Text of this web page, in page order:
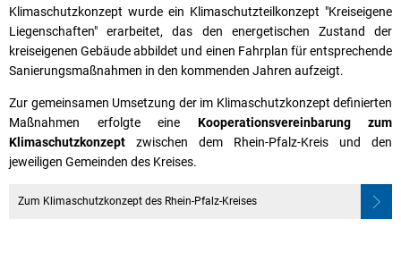
Klimaschutzkonzept wurde ein Klimaschutzteilkonzept "Kreiseigene
Liegenschaften" erarbeitet, das den energetischen Zustand der
kreiseigenen Gebäude abbildet und einen Fahrplan für entsprechende
Sanierungsmaßnahmen in den kommenden Jahren aufzeigt.
Zur gemeinsamen Umsetzung der im Klimaschutzkonzept definierten
Maßnahmen erfolgte eine Kooperationsvereinbarung zum
Klimaschutzkonzept zwischen dem Rhein-Pfalz-Kreis und den
jeweiligen Gemeinden des Kreises.
Zum Klimaschutzkonzept des Rhein-Pfalz-Kreises